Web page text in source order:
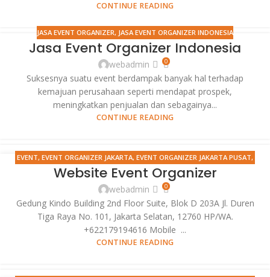
CONTINUE READING
JASA EVENT ORGANIZER, JASA EVENT ORGANIZER INDONESIA
Jasa Event Organizer Indonesia
webadmin 0
Suksesnya suatu event berdampak banyak hal terhadap
kemajuan perusahaan seperti mendapat prospek,
meningkatkan penjualan dan sebagainya...
CONTINUE READING
20
EVENT, EVENT ORGANIZER JAKARTA, EVENT ORGANIZER JAKARTA PUSAT,
EVENT ORGANIZER JAKARTA SELATAN EVENT ORGANIZER JAKARTA
EVENT ORGANIZER JAKARTA UTARA ,EVENT SELLING PRODUCT
ELECTRONIC CHANNEL OPERATIONS
MANDIRI FORUM ATM 2012,
IT APPS 2012
Website Event Organizer
webadmin 0
Gedung Kindo Building 2nd Floor Suite, Blok D 203A Jl. Duren
Tiga Raya No. 101, Jakarta Selatan, 12760 HP/WA.
+622179194616 Mobile ...
CONTINUE READING